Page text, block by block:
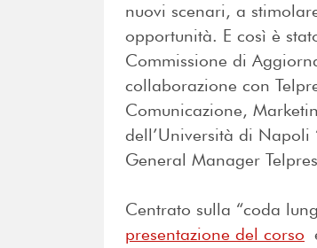
nuovi scenari, a
opportunità. E così è
Commissione di
collaborazione con
Comunicazione,
dell’Università di Napoli
General Manager
Centrato sulla “coda
presentazione del corso